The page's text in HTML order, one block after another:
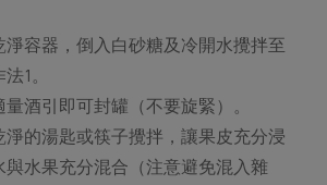
淨容器，倒入白砂糖及冷開水攪拌至
法1。
量酒引即可封罐（不要旋緊）。
淨的湯匙或筷子攪拌，讓果皮充分浸
與水果充分混合（注意避免混入雜